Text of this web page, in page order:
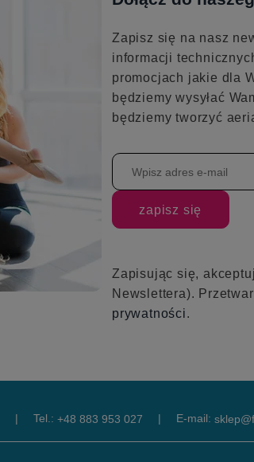
Zapisz się na nasz
informacji
promocjach jakie dla
będziemy wysyłać
będziemy tworzyć
zapisz się
Zapisując się,
Newslettera).
prywatności.
| Tel.: +48 883 953 027 | E-mail: